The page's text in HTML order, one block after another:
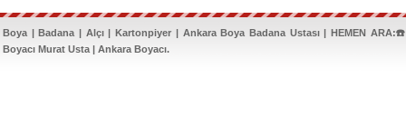
Boya | Badana | Alçı | Kartonpiyer | Ankara Boya Badana Ustası | HEMEN
Boyacı Murat Usta | Ankara Boyacı.